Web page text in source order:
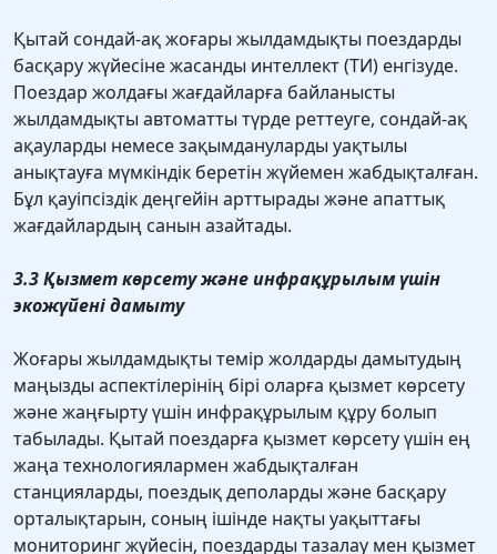
Қытай сондай-ақ жоғары жылдамдықты поездарды
басқару жүйесіне жасанды интеллект (ТИ) енгізуде.
Поездар жолдағы жағдайларға байланысты
жылдамдықты автоматты түрде реттеуге, сондай-ақ
ақауларды немесе зақымдануларды уақтылы
анықтауға мүмкіндік беретін жүйемен жабдықталған.
Бұл қауіпсіздік деңгейін арттырады және апаттық
жағдайлардың санын азайтады.
3.3 Қызмет көрсету және инфрақұрылым үшін
экожүйені дамыту
Жоғары жылдамдықты темiр жолдарды дамытудың
маңызды аспектiлерiнiң бiрi оларға қызмет көрсету
және жаңғырту үшiн инфрақұрылым құру болып
табылады. Қытай поездарға қызмет көрсету үшін ең
жаңа технологиялармен жабдықталған
станцияларды, поездық деполарды және басқару
орталықтарын, соның ішінде нақты уақыттағы
мониторинг жүйесін, поездарды тазалау мен қызмет